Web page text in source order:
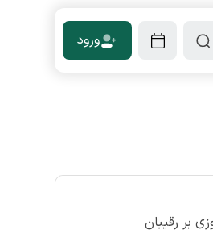
ورود
بر رقیبان